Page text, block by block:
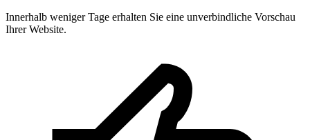
Innerhalb weniger Tage erhalten Sie eine unverbindliche Vorschau
Ihrer Website.